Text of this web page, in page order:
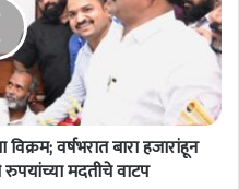
वर्षभरात बारा हजारांहून
मदतीचे वाटप